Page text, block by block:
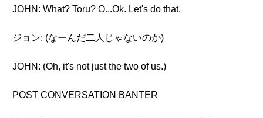
JOHN: What? Toru? O...Ok. Let's do that.
ジョン: (なーんだ二人じゃないのか)
JOHN: (Oh, it's not just the two of us.)
POST CONVERSATION BANTER